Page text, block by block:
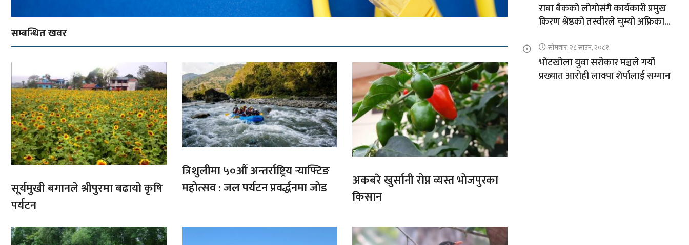
सम्बन्धित खवर
सूर्यमुखी बगानले श्रीपुरमा बढायो कृषि
पर्यटन
त्रिशुलीमा ५०औँ अन्तर्राष्ट्रिय र्‍याफ्टिङ
महोत्सव : जल पर्यटन प्रवर्द्धनमा जोड
अकबरे खुर्सानी रोप्न व्यस्त भोजपुरका
किसान
राबा बैकको लोगोसंगै कार्यकारी प्रमुख
किरण श्रेष्ठको तस्वीरले चुम्यो अफ्रिकाको
सोमवार, २८ साउन, २०८१
भोटखोला युवा सरोकार मञ्चले गर्यो
प्रख्यात आरोही लाक्पा शेर्पालाई सम्मान